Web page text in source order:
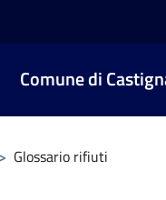
Comune di
> Glossario rifiuti